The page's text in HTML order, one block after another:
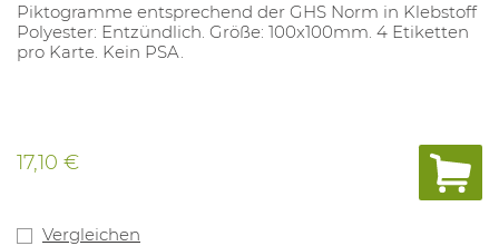
Piktogramme entsprechend der GHS Norm in Klebstoff
Polyester: Entzündlich. Größe: 100x100mm. 4 Etiketten
pro Karte. Kein PSA.
17,10 €
Vergleichen